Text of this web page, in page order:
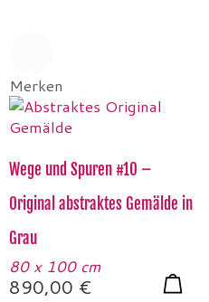
Merken
Wege und Spuren #10 –
Original abstraktes Gemälde in
Grau
80 x 100 cm
890,00 €